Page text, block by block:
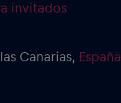
invitados
Canarias, España